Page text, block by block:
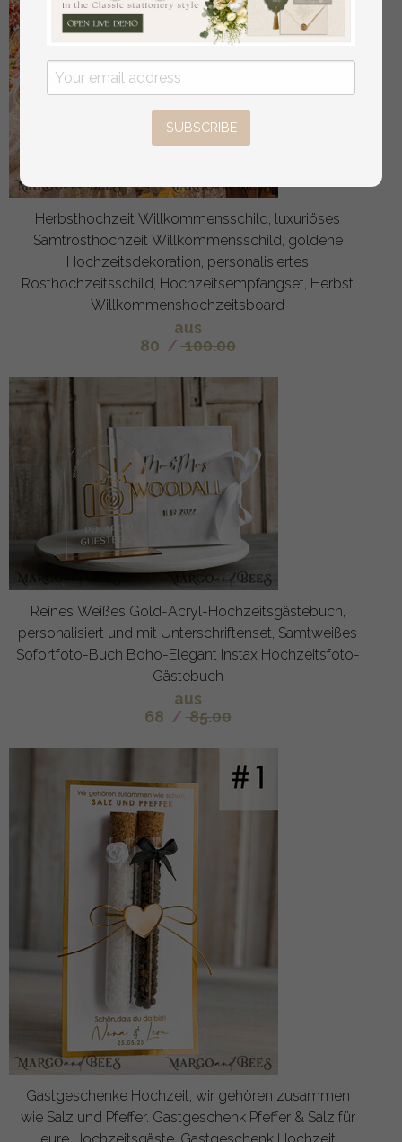
Herbsthochzeit Willkommensschild, luxuriöses
Samtrosthochzeit Willkommensschild, goldene
Hochzeitsdekoration, personalisiertes
Rosthochzeitsschild, Hochzeitsempfangset, Herbst
Willkommenshochzeitsboard
aus
80 / 100.00
Reines Weißes Gold-Acryl-Hochzeitsgästebuch,
personalisiert und mit Unterschriftenset, Samtweißes
Sofortfoto-Buch Boho-Elegant Instax Hochzeitsfoto-
Gästebuch
aus
68 / 85.00
Gastgeschenke Hochzeit, wir gehören zusammen
wie Salz und Pfeffer. Gastgeschenk Pfeffer & Salz für
SUBSCRIBE